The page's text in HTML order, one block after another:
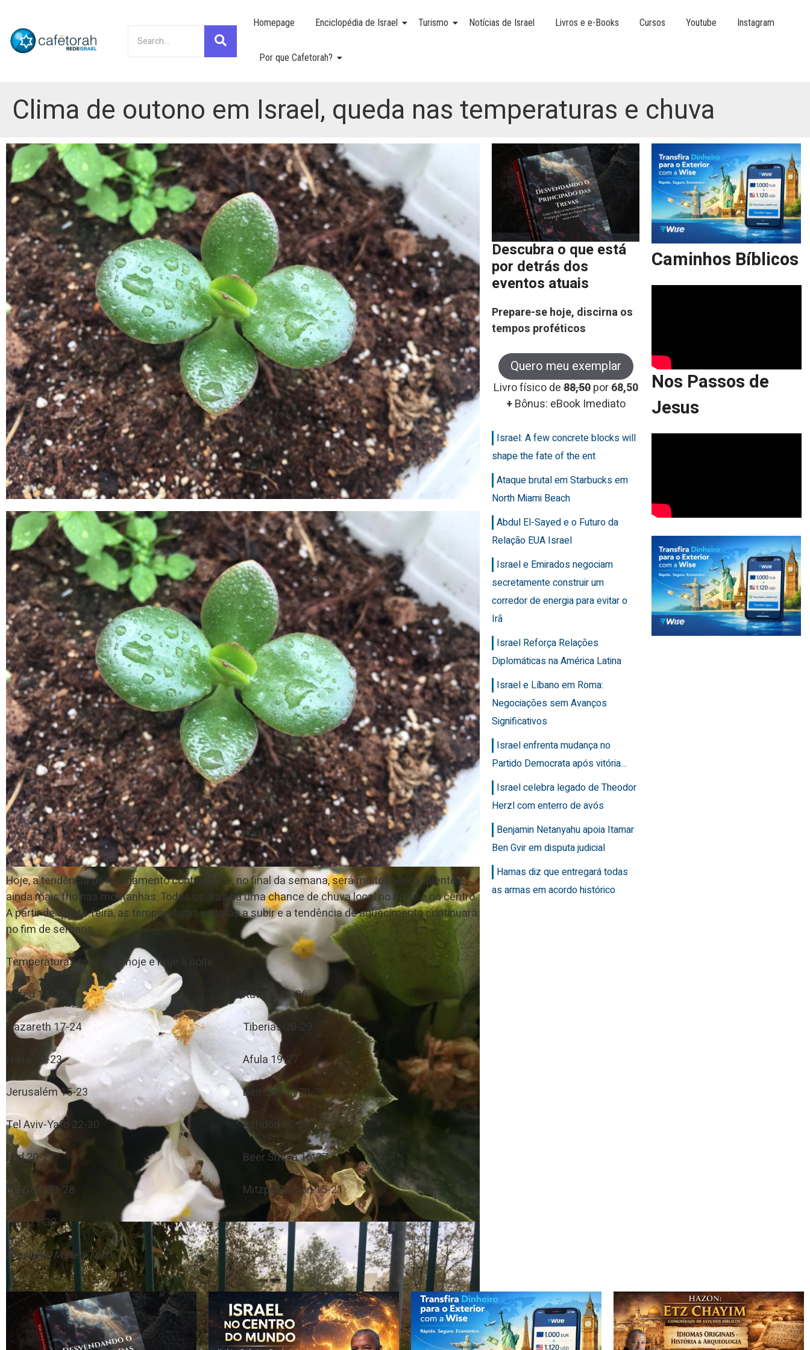
Homepage Enciclopédia de Israel Turismo Notícias de Israel Livros e e-Books Cursos Youtube Instagram
Por que Cafetorah?
Clima de outono em Israel, queda nas temperaturas e chuva
Hoje, a tendência de resfriamento continuará e, no final da semana, será muito menos quente e
ainda mais frio nas montanhas. Todos os dias há uma chance de chuva local no norte e no centro.
A partir de quinta-feira, as temperaturas voltarão a subir e a tendência de aquecimento continuará
no fim de semana.
Temperaturas previstas hoje e hoje à noite:
Safed 14-20
Nazareth 17-24
Haifa 19-23
Jerusalém 15-23
Tel Aviv-Yafo 22-30
Lod 20-27
Ein Gedi 23-28
Eilat 21-30
Katzrin 16-26
Tiberias 20-29
Afula 19-27
Beit She’an 20-29
Ashdod 20-26
Beer Sheva 16-27
Mitzpe Ramon 15-21
Previsão: Meteo-Tech
Descubra o que está
por detrás dos
eventos atuais
Prepare-se hoje, discirna os
tempos proféticos
Quero meu exemplar
Livro físico de88,50 por68,50
+Bônus: eBook Imediato
Israel: A few concrete blocks will
shape the fate of the ent
Ataque brutal em Starbucks em
North Miami Beach
Abdul El-Sayed e o Futuro da
Relação EUA Israel
Israel e Emirados negociam
secretamente construir um
corredor de energia para evitar o
Irã
Israel Reforça Relações
Diplomáticas na América Latina
Israel e Líbano em Roma:
Negociações sem Avanços
Significativos
Israel enfrenta mudança no
Partido Democrata após vitória…
Israel celebra legado de Theodor
Herzl com enterro de avós
Benjamin Netanyahu apoia Itamar
Ben Gvir em disputa judicial
Hamas diz que entregará todas
as armas em acordo histórico
Caminhos Bíblicos
Nos Passos de
Jesus